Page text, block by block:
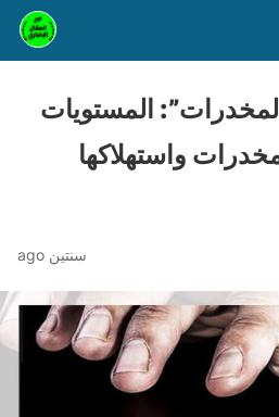
المستويات
واستهلاكها
سنتين ago